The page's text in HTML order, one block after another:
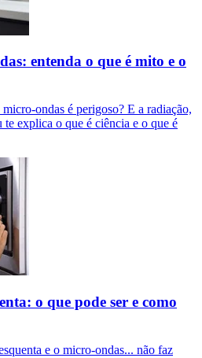
entenda o que é mito e o
ondas é perigoso? E a radiação,
explica o que é ciência e o que é
o que pode ser e como
e o micro-ondas... não faz